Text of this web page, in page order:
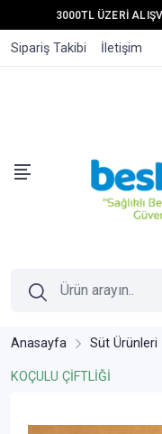
3000TL ÜZERİ
Sipariş Takibi İletişim
Anasayfa Süt Ürünleri
KOÇULU ÇİFTLİĞİ